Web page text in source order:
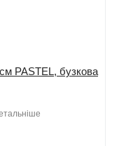
PASTEL, бузкова